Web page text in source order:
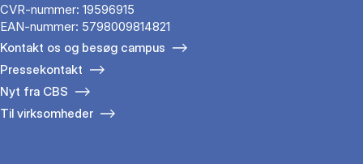
CVR-nummer: 19596915
EAN-nummer: 5798009814821
Kontakt os og besøg campus
Pressekontakt
Nyt fra CBS
Til virksomheder